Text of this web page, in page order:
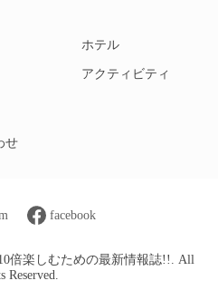
ホテル
アクティビティ
せ
facebook
倍楽しむための最新情報誌!!. All
Reserved.